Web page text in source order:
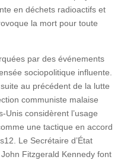
en déchets radioactifs et
la mort pour toute
par des événements
sociopolitique influente.
au précédent de la lutte
communiste malaise
Unis considèrent l’usage
une tactique en accord
Le Secrétaire d’État
Fitzgerald Kennedy font